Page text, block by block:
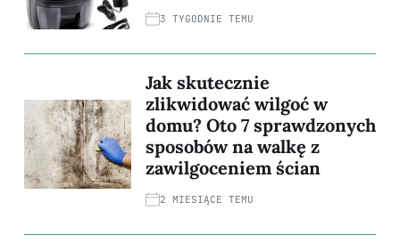
3 TYGODNIE TEMU
Jak skutecznie
zlikwidować wilgoć w
domu? Oto 7 sprawdzonych
sposobów na walkę z
zawilgoceniem ścian
2 MIESIĄCE TEMU